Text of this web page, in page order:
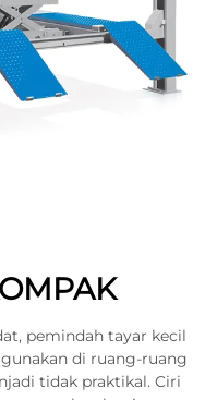
pemindah tayar kecil
di ruang-ruang
tidak praktikal. Ciri